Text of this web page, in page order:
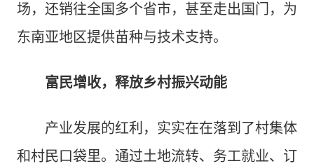
场，还销往全国多个省市，甚至走出国门，为
东南亚地区提供苗种与技术支持。
富民增收，释放乡村振兴动能
产业发展的红利，实实在在落到了村集体
和村民口袋里。通过土地流转、务工就业、订